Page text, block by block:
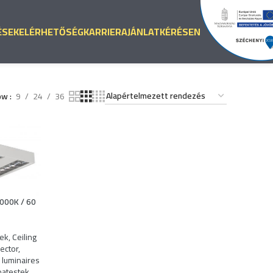
ELÉRHETŐSÉGKARRIERAJÁNLATKÉRÉSEN
9 24 36
/ 60
,Ceiling
,